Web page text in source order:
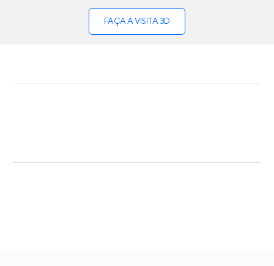
FAÇA A VISITA 3D